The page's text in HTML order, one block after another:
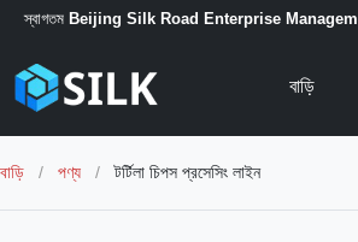
স্বাগতম Beijing Silk Road Enterprise
বাড়ি
বাড়ি / পণ্য / টর্টিলা চিপস প্রসেসিং লাইন